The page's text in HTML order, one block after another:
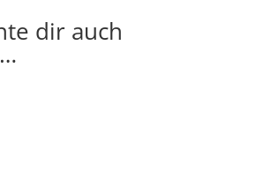
dir auch